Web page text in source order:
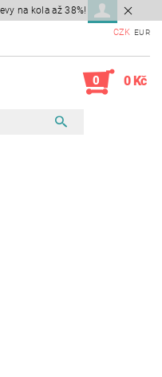
na kola až 38%!
CZK EUR
0 0 Kč